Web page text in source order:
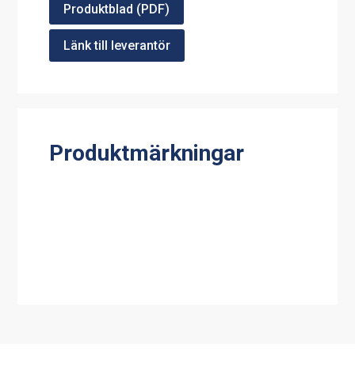
Produktblad (PDF)
Länk till leverantör
Produktmärkningar